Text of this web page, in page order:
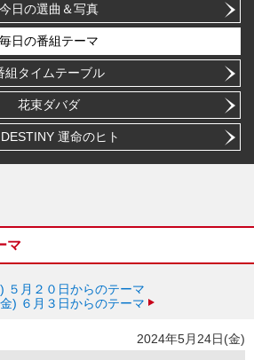
今日の選曲＆写真
毎日の番組テーマ
組タイムテーブル
花束ダバダ
運命のヒト
マ
５月２０日からのテーマ
) ６月３日からのテーマ
2024年5月24日(金)